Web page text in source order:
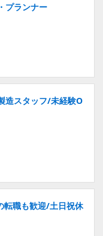
プランナー
造スタッフ/未経験O
転職も歓迎/土日祝休